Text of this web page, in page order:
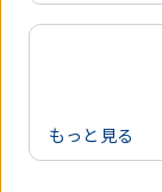
もっと見る